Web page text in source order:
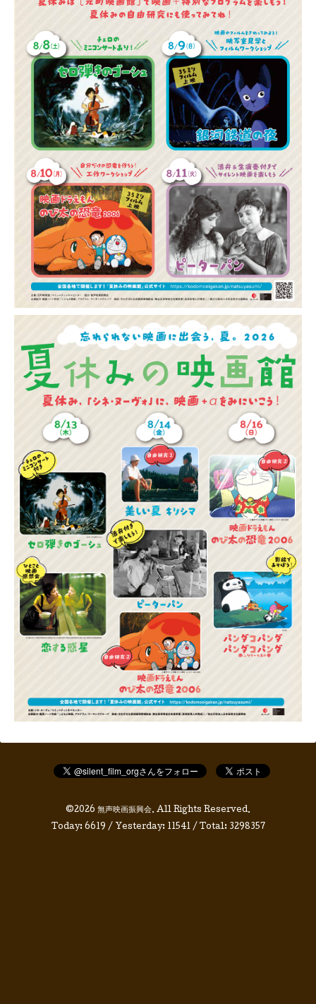
©2026 無声映画振興会. All Rights Reserved.
Today: 6619 / Yesterday: 11541/ Total: 3298357